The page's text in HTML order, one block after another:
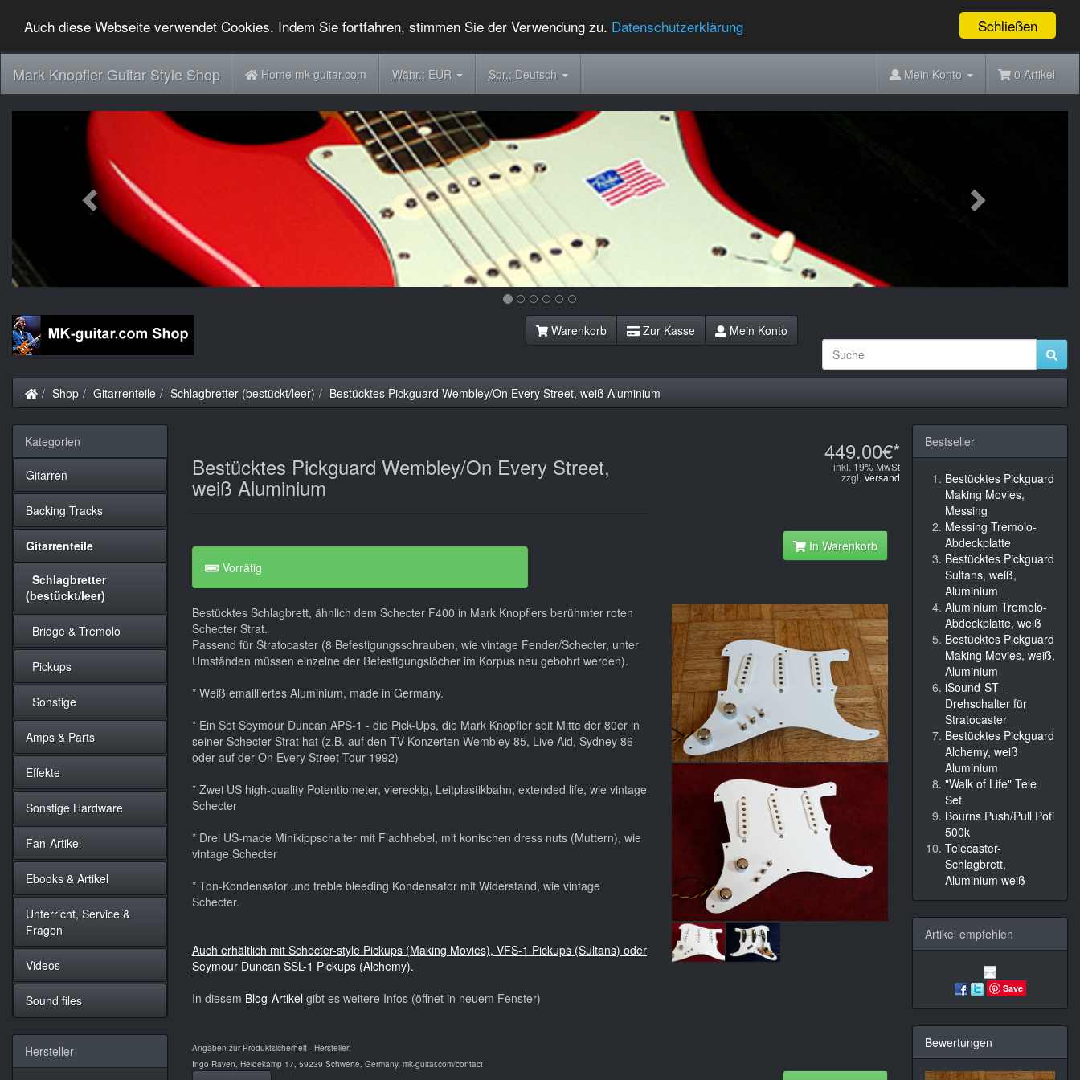
Schließen
Auch diese Webseite verwendet Cookies. Indem Sie fortfahren, stimmen Sie der Verwendung zu. Datenschutzerklärung
Mark Knopfler Guitar Style Shop Home mk-guitar.com Währ.:EUR Spr.:Deutsch Mein Konto 0 Artikel
Previous
Warenkorb Zur Kasse Mein Konto
Startseite
Shop Gitarrenteile Schlagbretter (bestückt/leer) Bestücktes Pickguard Wembley/On Every Street, weiß Aluminium
Bestücktes Pickguard Wembley/On Every Street,
weiß Aluminium
449.00€*
inkl. 19% MwSt
zzgl. Versand
Vorrätig
In Warenkorb
Bestücktes Schlagbrett, ähnlich dem Schecter F400 in Mark Knopflers berühmter roten
Schecter Strat.
Passend für Stratocaster (8 Befestigungsschrauben, wie vintage Fender/Schecter, unter
Umständen müssen einzelne der Befestigungslöcher im Korpus neu gebohrt werden).
* Weiß emailliertes Aluminium, made in Germany.
* Ein Set Seymour Duncan APS-1 - die Pick-Ups, die Mark Knopfler seit Mitte der 80er in
seiner Schecter Strat hat (z.B. auf den TV-Konzerten Wembley 85, Live Aid, Sydney 86
oder auf der On Every Street Tour 1992)
* Zwei US high-quality Potentiometer, viereckig, Leitplastikbahn, extended life, wie vintage
Schecter
* Drei US-made Minikippschalter mit Flachhebel, mit konischen dress nuts (Muttern), wie
vintage Schecter
* Ton-Kondensator und treble bleeding Kondensator mit Widerstand, wie vintage
Schecter.
Auch erhältlich mit Schecter-style Pickups (Making Movies), VFS-1 Pickups (Sultans) oder
Seymour Duncan SSL-1 Pickups (Alchemy).
In diesem Blog-Artikel gibt es weitere Infos (öffnet in neuem Fenster)
Angaben zur Produktsicherheit - Hersteller:
Ingo Raven, Heidekamp 17, 59239 Schwerte, Germany, mk-guitar.com/contact
Kategorien
Gitarren
Backing Tracks
Gitarrenteile
Schlagbretter
(bestückt/leer)
Bridge & Tremolo
Pickups
Sonstige
Amps & Parts
Effekte
Sonstige Hardware
Fan-Artikel
Ebooks & Artikel
Unterricht, Service &
Fragen
Videos
Sound files
Hersteller
Bestseller
Bestücktes Pickguard
Making Movies,
Messing
Messing Tremolo-
Abdeckplatte
Bestücktes Pickguard
Sultans, weiß,
Aluminium
Aluminium Tremolo-
Abdeckplatte, weiß
Bestücktes Pickguard
Making Movies, weiß,
Aluminium
iSound-ST -
Drehschalter für
Stratocaster
Bestücktes Pickguard
Alchemy, weiß
Aluminium
"Walk of Life" Tele
Set
Bourns Push/Pull Poti
500k
Telecaster-
Schlagbrett,
Aluminium weiß
Artikel empfehlen
Save
Bewertungen